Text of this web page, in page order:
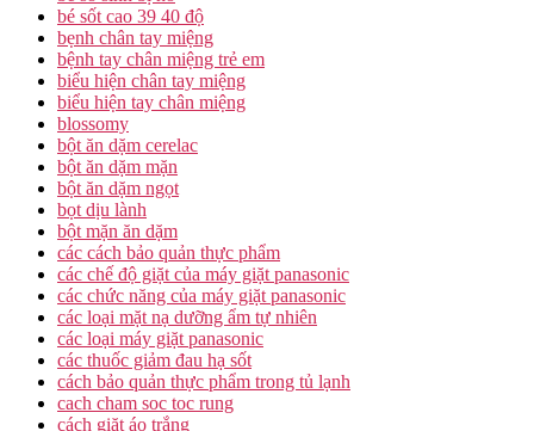
bé sốt cao 39 40 độ
bẹnh chân tay miệng
bệnh tay chân miệng trẻ em
biểu hiện chân tay miệng
biểu hiện tay chân miệng
blossomy
bột ăn dặm cerelac
bột ăn dặm mặn
bột ăn dặm ngọt
bọt dịu lành
bột mặn ăn dặm
các cách bảo quản thực phẩm
các chế độ giặt của máy giặt panasonic
các chức năng của máy giặt panasonic
các loại mặt nạ dưỡng ẩm tự nhiên
các loại máy giặt panasonic
các thuốc giảm đau hạ sốt
cách bảo quản thực phẩm trong tủ lạnh
cach cham soc toc rung
cách giặt áo trắng